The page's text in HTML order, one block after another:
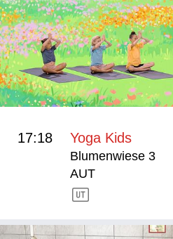
17:18 Yoga Kids
Blumenwiese 3
AUT